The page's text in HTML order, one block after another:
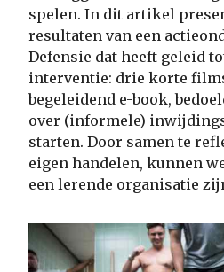
spelen. In dit artikel
resultaten van een
Defensie dat heeft geleid
interventie: drie korte
begeleidend e-book,
over (informele)
starten. Door samen te
eigen handelen, kunnen
een lerende organisatie